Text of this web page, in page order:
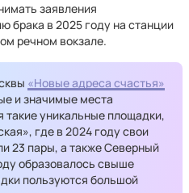
заявления
брака в 2025 году на станции
речном вокзале.
«Новые адреса счастья»
и значимые места
уникальные площадки,
где в 2024 году свои
23 пары, а также Северный
образовалось свыше
пользуются большой